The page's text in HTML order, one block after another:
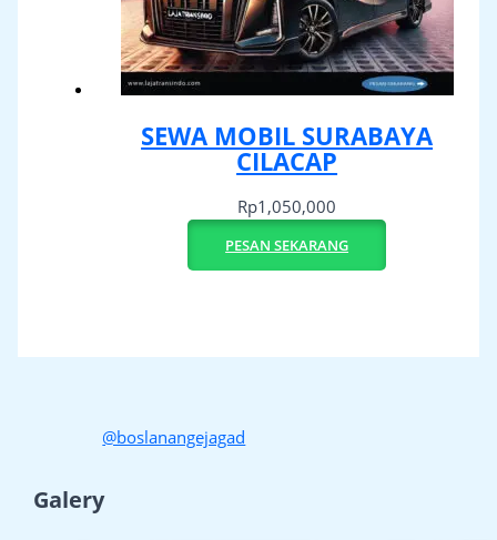
SEWA MOBIL SURABAYA
CILACAP
Rp1,050,000
PESAN SEKARANG
@boslanangejagad
Galery